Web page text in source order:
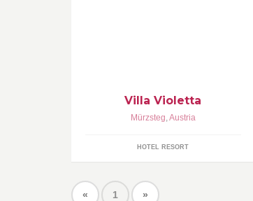
Villa Violetta
Mürzsteg,Austria
HOTEL RESORT
« 1 »